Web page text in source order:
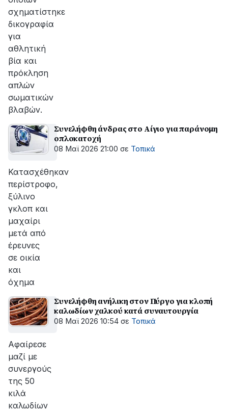
σχηματίστηκε
δικογραφία
για
αθλητική
βία και
πρόκληση
απλών
σωματικών
βλαβών.
Συνελήφθη άνδρας στο Αίγιο για παράνομη
οπλοκατοχή
08 Μαϊ 2026 21:00 σε Τοπικά
Κατασχέθηκαν
περίστροφο,
ξύλινο
γκλοπ και
μαχαίρι
μετά από
έρευνες
σε οικία
και
όχημα
Συνελήφθη ανήλικη στον Πύργο για κλοπή
καλωδίων χαλκού κατά συναυτουργία
08 Μαϊ 2026 10:54 σε Τοπικά
Αφαίρεσε
μαζί με
συνεργούς
της 50
κιλά
καλωδίων